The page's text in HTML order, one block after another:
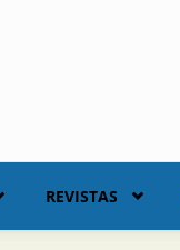
REVISTAS